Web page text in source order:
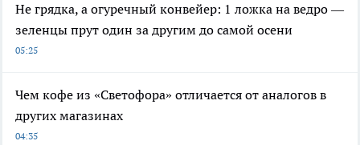
Не грядка, а огуречный конвейер: 1 ложка на ведро —
зеленцы прут один за другим до самой осени
05:25
Чем кофе из «Светофора» отличается от аналогов в
других магазинах
04:35